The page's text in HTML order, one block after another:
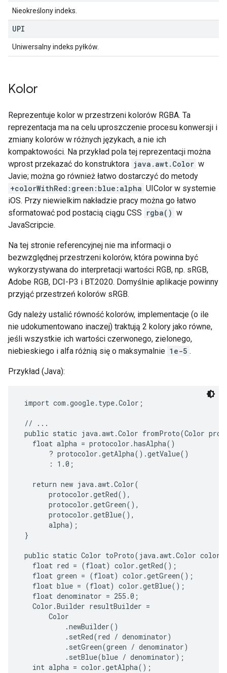
Nieokreślony indeks.
UPI
Uniwersalny indeks pyłków.
Kolor
Reprezentuje kolor w przestrzeni kolorów RGBA. Ta
reprezentacja ma na celu uproszczenie procesu konwersji i
zmiany kolorów w różnych językach, a nie ich
kompaktowości. Na przykład pola tej reprezentacji można
wprost przekazać do konstruktora java.awt.Color w
Javie; można go również łatwo dostarczyć do metody
+colorWithRed:green:blue:alpha UIColor w systemie
iOS. Przy niewielkim nakładzie pracy można go łatwo
sformatować pod postacią ciągu CSS rgba() w
JavaScripcie.
Na tej stronie referencyjnej nie ma informacji o
bezwzględnej przestrzeni kolorów, która powinna być
wykorzystywana do interpretacji wartości RGB, np. sRGB,
Adobe RGB, DCI-P3 i BT.2020. Domyślnie aplikacje powinny
przyjąć przestrzeń kolorów sRGB.
Gdy należy ustalić równość kolorów, implementacje (o ile
nie udokumentowano inaczej) traktują 2 kolory jako równe,
jeśli wszystkie ich wartości czerwonego, zielonego,
niebieskiego i alfa różnią się o maksymalnie 1e-5 .
Przykład (Java):
import com.google.type.Color;
// ...
public static java.awt.Color fromProto(Color
   float alpha = protocolor.hasAlpha()
       ? protocolor.getAlpha().getValue()
       : 1.0;
   return new java.awt.Color(
       protocolor.getRed(),
       protocolor.getGreen(),
       protocolor.getBlue(),
       alpha);
}
public static Color toProto(java.awt.Color
   float red = (float) color.getRed();
   float green = (float) color.getGreen();
   float blue = (float) color.getBlue();
   float denominator = 255.0;
   Color.Builder resultBuilder =
       Color
           .newBuilder()
           .setRed(red / denominator)
           .setGreen(green / denominator)
           .setBlue(blue / denominator);
   int alpha = color.getAlpha();